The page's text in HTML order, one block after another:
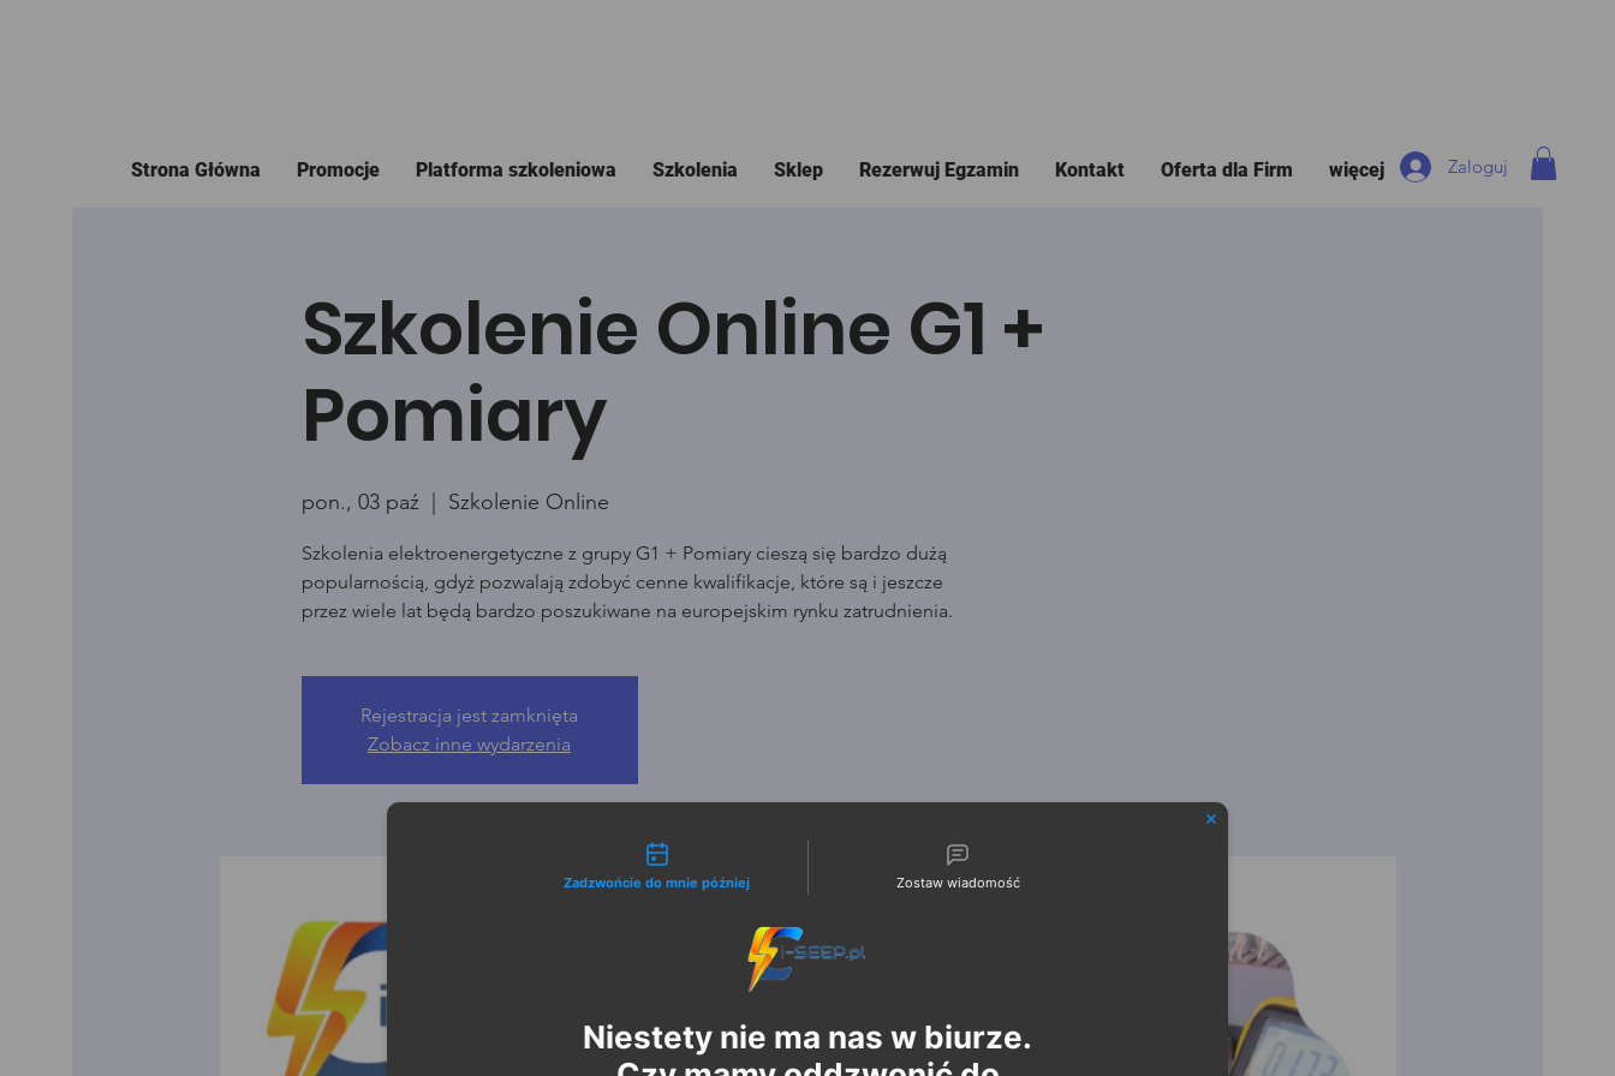
Strona Główna Promocje Platforma szkoleniowa Szkolenia Sklep Rezerwuj Egzamin Kontakt Oferta dla Firm więcej Zaloguj
Szkolenie Online G1 +
Pomiary
pon., 03 paź
  |
Szkolenie Online
Szkolenia elektroenergetyczne z grupy G1 + Pomiary cieszą się bardzo dużą
popularnością, gdyż pozwalają zdobyć cenne kwalifikacje, które są i jeszcze
przez wiele lat będą bardzo poszukiwane na europejskim rynku zatrudnienia.
Rejestracja jest zamknięta
Zobacz inne wydarzenia
Możliwości kontaktu
Zadzwońcie do mnie później Zostaw wiadomość
Niestety nie ma nas w biurze.